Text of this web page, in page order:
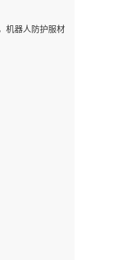
机器人防护服材